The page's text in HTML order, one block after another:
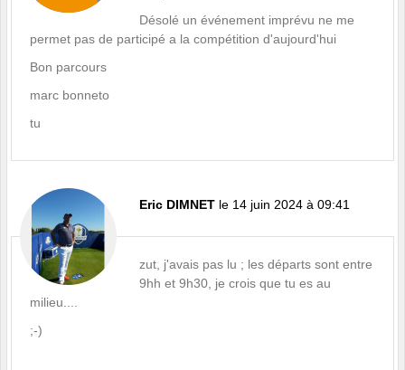
Désolé un événement imprévu ne me
permet pas de participé a la compétition d'aujourd'hui
Bon parcours
marc bonneto
tu
Eric DIMNET le 14 juin 2024 à 09:41
zut, j'avais pas lu ; les départs sont entre
9hh et 9h30, je crois que tu es au
milieu....
;-)